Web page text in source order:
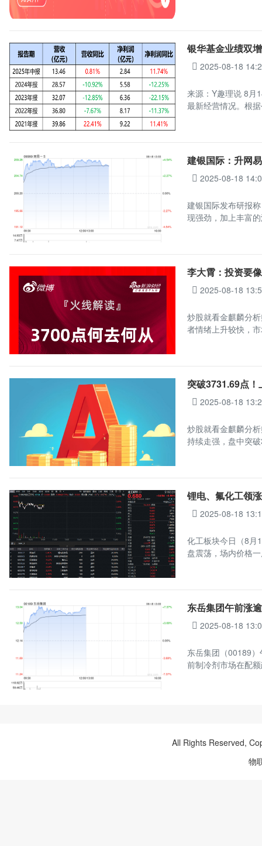
银华基金业绩双
2025-08-18
来源：Y趣理说 8月
最新经营情况。根
建银国际：升网
2025-08-18
建银国际发布研报
现强劲，加上丰富
李大霄：投资要
2025-08-18
炒股就看金麒麟分
者情绪上升较快，
突破3731.69点
2025-08-18
炒股就看金麒麟分
持续走强，盘中突
锂电、氟化工领
2025-08-18
化工板块今日（8月
盘震荡，场内价格
东岳集团午前涨
2025-08-18
东岳集团（00189
前制冷剂市场在配
All Rights Reserved,
物